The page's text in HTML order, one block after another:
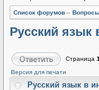
Список форумов »
Русский язык
Страница 1
Версия для печати
Русский язык в